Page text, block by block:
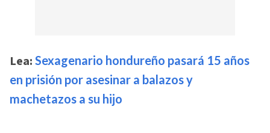
Lea: Sexagenario hondureño pasará 15 años
en prisión por asesinar a balazos y
machetazos a su hijo